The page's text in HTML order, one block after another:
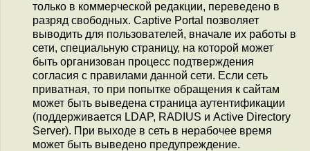
только в коммерческой редакции, переведено в
разряд свободных. Captive Portal позволяет
выводить для пользователей, вначале их работы в
сети, специальную страницу, на которой может
быть организован процесс подтверждения
согласия с правилами данной сети. Если сеть
приватная, то при попытке обращения к сайтам
может быть выведена страница аутентификации
(поддерживается LDAP, RADIUS и Active Directory
Server). При выходе в сеть в нерабочее время
может быть выведено предупреждение.